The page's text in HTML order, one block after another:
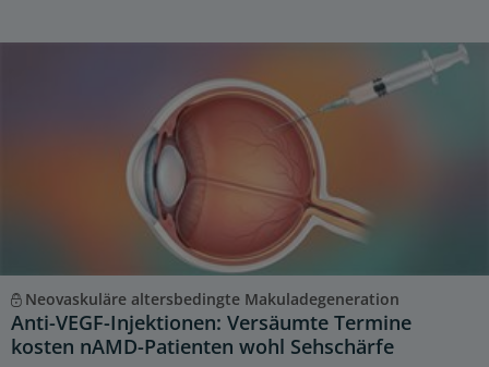
Neovaskuläre altersbedingte Makuladegeneration
Anti-VEGF-Injektionen: Versäumte Termine
kosten nAMD-Patienten wohl Sehschärfe